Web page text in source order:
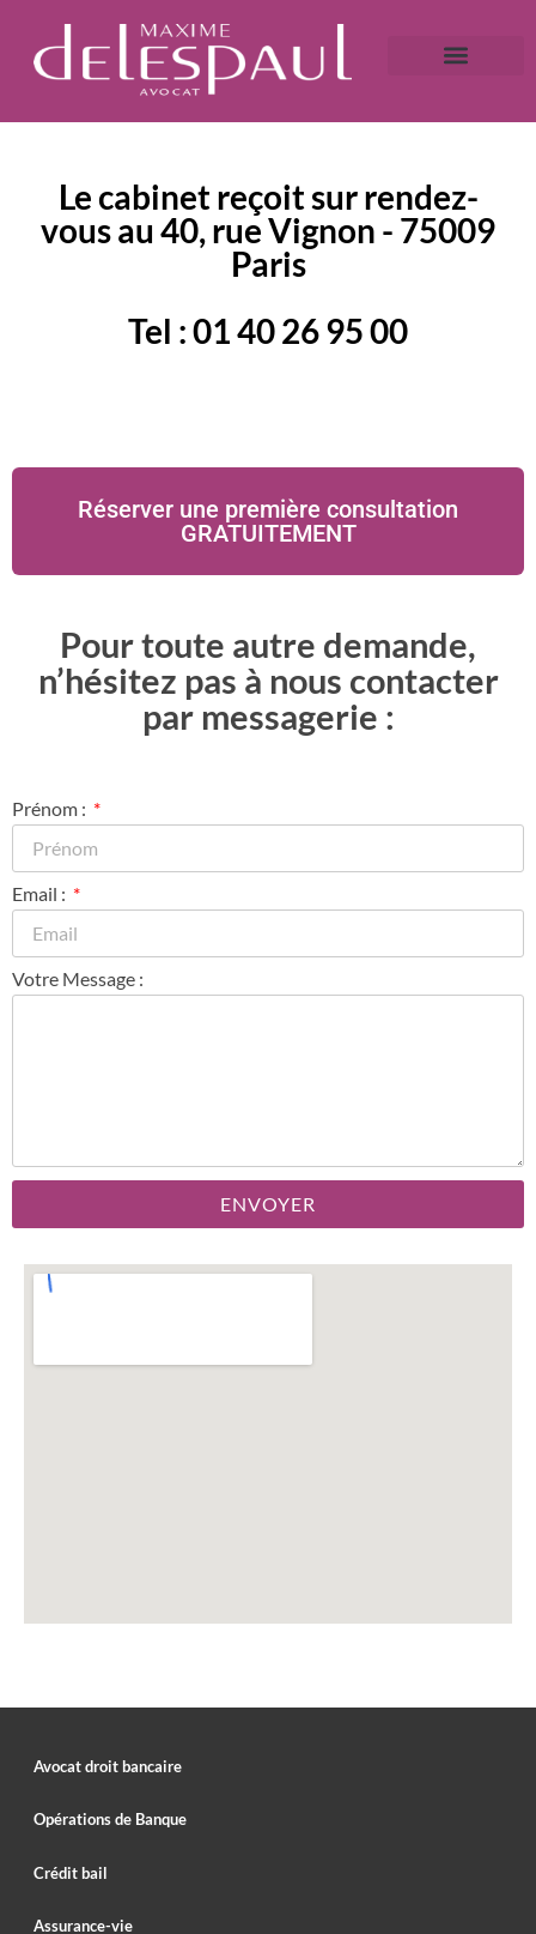
Le cabinet reçoit sur rendez-
vous au 40, rue Vignon - 75009
Paris
Tel : 01 40 26 95 00
Réserver une première consultation
GRATUITEMENT
Pour toute autre demande,
n’hésitez pas à nous contacter
par messagerie :
Prénom :
Email :
Votre Message :
ENVOYER
Avocat droit bancaire
Opérations de Banque
Crédit bail
Assurance-vie